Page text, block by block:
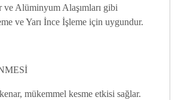
ve Alüminyum Alaşımları gibi
ve Yarı İnce İşleme için uygundur.
mükemmel kesme etkisi sağlar.